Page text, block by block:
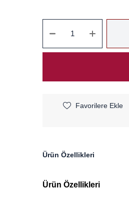
Favorilere Ekle
Ürün Özellikleri
Ürün Özellikleri